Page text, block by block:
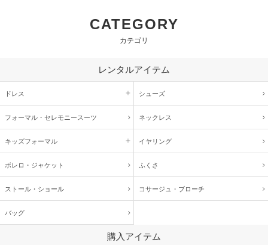
CATEGORY
カテゴリ
レンタルアイテム
ドレス シューズ
フォーマル・ セレモニースーツ ネックレス
キッズフォーマル イヤリング
ボレロ・ジャケット ふくさ
ストール・ショール コサージュ・ ブローチ
バッグ
購入アイテム